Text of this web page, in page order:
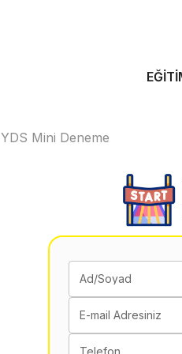
YDS Mini Deneme
Ad/Soyad
E-mail Adresiniz
Telefon